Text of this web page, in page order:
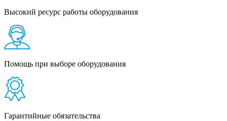
Высокий ресурс работы оборудования
Помощь при выборе оборудования
Гарантийные обязательства